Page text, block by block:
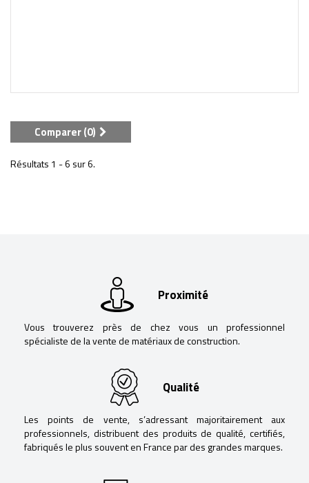
Comparer (0)
Résultats 1 - 6 sur 6.
Proximité
Vous trouverez près de chez vous un professionnel
spécialiste de la vente de matériaux de construction.
Qualité
Les points de vente, s’adressant majoritairement aux
professionnels, distribuent des produits de qualité, certifiés,
fabriqués le plus souvent en France par des grandes marques.